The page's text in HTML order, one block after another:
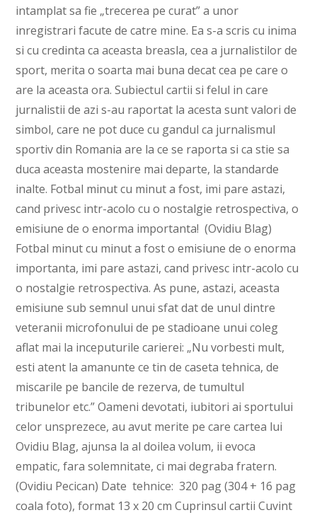
intamplat sa fie „trecerea pe curat” a unor
inregistrari facute de catre mine. Ea s-a scris cu inima
si cu credinta ca aceasta breasla, cea a jurnalistilor de
sport, merita o soarta mai buna decat cea pe care o
are la aceasta ora. Subiectul cartii si felul in care
jurnalistii de azi s-au raportat la acesta sunt valori de
simbol, care ne pot duce cu gandul ca jurnalismul
sportiv din Romania are la ce se raporta si ca stie sa
duca aceasta mostenire mai departe, la standarde
inalte. Fotbal minut cu minut a fost, imi pare astazi,
cand privesc intr-acolo cu o nostalgie retrospectiva, o
emisiune de o enorma importanta! (Ovidiu Blag)
Fotbal minut cu minut a fost o emisiune de o enorma
importanta, imi pare astazi, cand privesc intr-acolo cu
o nostalgie retrospectiva. As pune, astazi, aceasta
emisiune sub semnul unui sfat dat de unul dintre
veteranii microfonului de pe stadioane unui coleg
aflat mai la inceputurile carierei: „Nu vorbesti mult,
esti atent la amanunte ce tin de caseta tehnica, de
miscarile pe bancile de rezerva, de tumultul
tribunelor etc.” Oameni devotati, iubitori ai sportului
celor unsprezece, au avut merite pe care cartea lui
Ovidiu Blag, ajunsa la al doilea volum, ii evoca
empatic, fara solemnitate, ci mai degraba fratern.
(Ovidiu Pecican) Date tehnice: 320 pag (304 + 16 pag
coala foto), format 13 x 20 cm Cuprinsul cartii Cuvint